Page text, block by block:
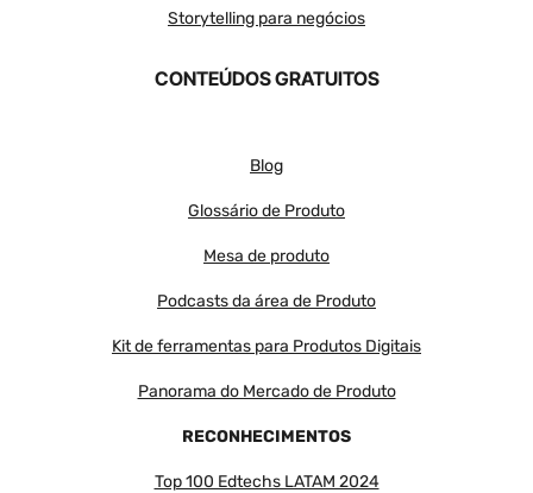
Storytelling para negócios
CONTEÚDOS GRATUITOS
Blog
Glossário de Produto
Mesa de produto
Podcasts da área de Produto
Kit de ferramentas para Produtos Digitais
Panorama do Mercado de Produto
RECONHECIMENTOS
Top 100 Edtechs LATAM 2024